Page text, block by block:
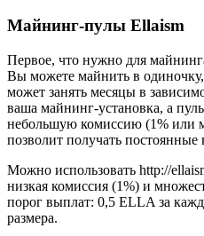
Майнинг-пулы Ellaism
Первое, что нужно для
Вы можете майнить в
может занять месяцы в
ваша майнинг-установка, а
небольшую комиссию (1% или
позволит получать постоянные
Можно использовать http://
низкая комиссия (1%) и
порог выплат: 0,5 ELLA за
размера.